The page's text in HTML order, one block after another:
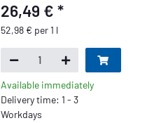
26,49 € *
52,98 € per 1 l
Available immediately
Delivery time: 1 - 3
Workdays